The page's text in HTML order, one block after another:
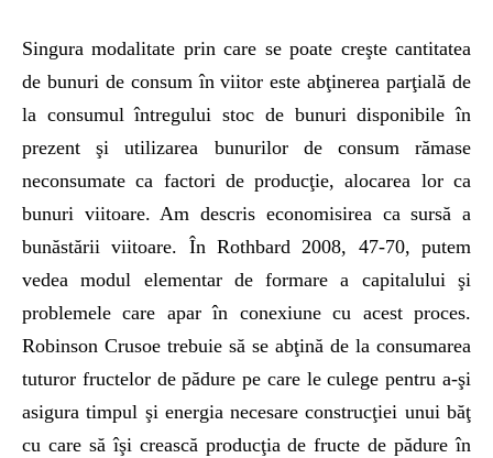
Singura modalitate prin care se poate creşte cantitatea
de bunuri de consum în viitor este abţinerea parţială de
la consumul întregului stoc de bunuri disponibile în
prezent şi utilizarea bunurilor de consum rămase
neconsumate ca factori de producţie, alocarea lor ca
bunuri viitoare. Am descris economisirea ca sursă a
bunăstării viitoare. În Rothbard 2008, 47-70, putem
vedea modul elementar de formare a capitalului şi
problemele care apar în conexiune cu acest proces.
Robinson Crusoe trebuie să se abţină de la consumarea
tuturor fructelor de pădure pe care le culege pentru a-şi
asigura timpul şi energia necesare construcţiei unui băţ
cu care să îşi crească producţia de fructe de pădure în